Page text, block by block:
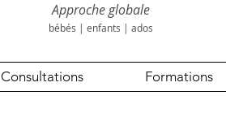
Approche globale
bébés | enfants | ados
Consultations Formations